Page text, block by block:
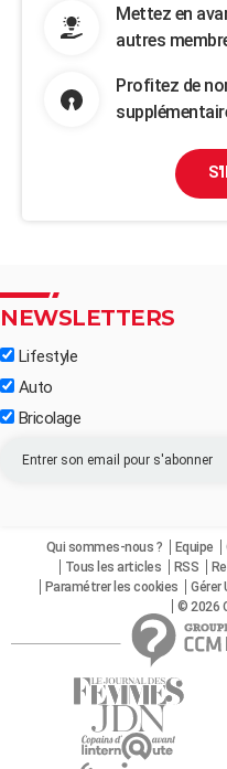
Mettez en
autres
Profitez de
NEWSLETTERS
Lifestyle
Auto
Bricolage
Qui sommes-nous ? Equipe
Tous les articles
RSS
Paramétrer les cookies
Gérer
© 2026